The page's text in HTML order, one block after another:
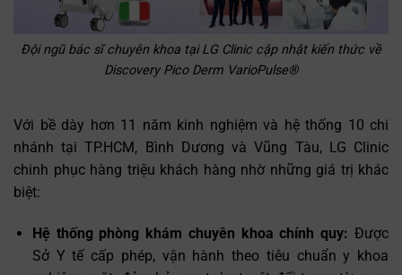
Đội ngũ bác sĩ chuyên khoa tại LG Clinic cập nhật kiến thức về
Discovery Pico Derm VarioPulse®
Với bề dày hơn 11 năm kinh nghiệm và hệ thống 10 chi
nhánh tại TP.HCM, Bình Dương và Vũng Tàu, LG Clinic
chinh phục hàng triệu khách hàng nhờ những giá trị khác
biệt:
Hệ thống phòng khám chuyên khoa chính quy: Được
Sở Y tế cấp phép, vận hành theo tiêu chuẩn y khoa
Trợ lý bác sĩ LG Clinic ✕